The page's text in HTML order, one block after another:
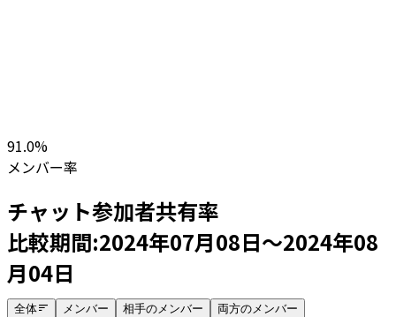
91.0%
メンバー率
チャット参加者共有率
比較期間:2024年07月08日～2024年08
月04日
全体 メンバー 相手のメンバー 両方のメンバー